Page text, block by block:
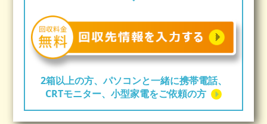
2箱以上の方、パソコンと一緒に携帯電話、
CRTモニター、小型家電をご依頼の方